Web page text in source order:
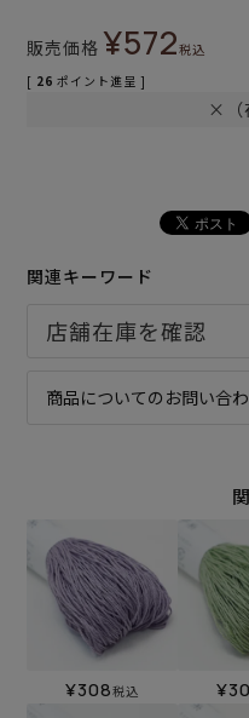
販売価格 ¥572税込
[ 26 ポイント進呈 ]
×（
関連キーワード
商品についてのお問い合
¥308税込 ¥